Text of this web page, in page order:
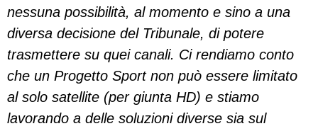
nessuna possibilità, al momento e sino a una
diversa decisione del Tribunale, di potere
trasmettere su quei canali. Ci rendiamo conto
che un Progetto Sport non può essere limitato
al solo satellite (per giunta HD) e stiamo
lavorando a delle soluzioni diverse sia sul